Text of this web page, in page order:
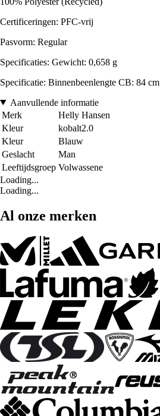
Certificeringen: PFC-vrij
Pasvorm: Regular
Specificaties: Gewicht: 0,658 g
Specificatie: Binnenbeenlengte CB: 84 cm
Aanvullende informatie
Merk
Helly Hansen
Kleur
kobalt2.0
Kleur
Blauw
Geslacht
Man
Leeftijdsgroep Volwassene
Loading...
Loading...
Al onze merken